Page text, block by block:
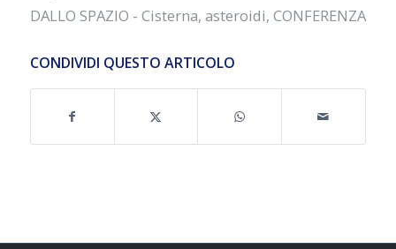
DALLO SPAZIO - Cisterna, asteroidi, CONFERENZA
CONDIVIDI QUESTO ARTICOLO